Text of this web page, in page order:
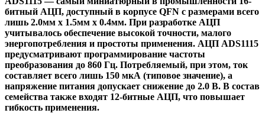
битный АЦП, доступный в корпусе QFN с размерами всего
лишь 2.0мм x 1.5мм x 0.4мм. При разработке АЦП
учитывалось обеспечение высокой точности, малого
энергопотребления и простоты применения. АЦП ADS1115
предусматривают программирование частоты
преобразования до 860 Гц. Потребляемый, при этом, ток
составляет всего лишь 150 мкА (типовое значение), а
напряжение питания допускает снижение до 2.0 В. В состав
семейства также входят 12-битные АЦП, что повышает
гибкость применения.